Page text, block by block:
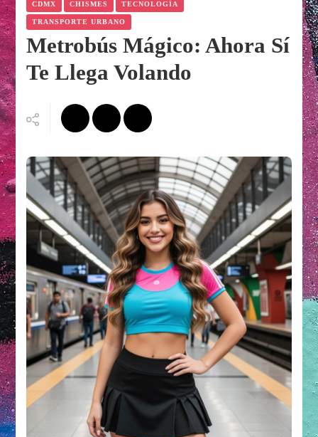
CDMX CHISMES TECNOLOGÍA
TRANSPORTE URBANO
Metrobús Mágico: Ahora Sí
Te Llega Volando